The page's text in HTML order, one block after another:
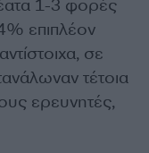
1-3 φορές
επιπλέον
σε
τέτοια
ερευνητές,